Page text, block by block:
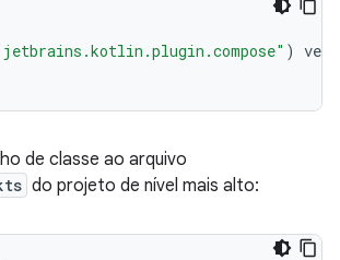
)
de classe ao arquivo
do projeto de nível mais alto: